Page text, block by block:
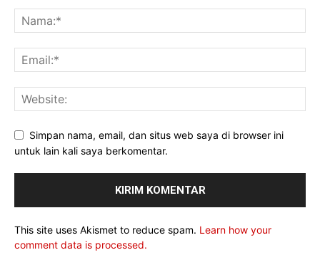
Simpan nama, email, dan situs web saya di browser ini
untuk lain kali saya berkomentar.
This site uses Akismet to reduce spam. Learn how your
comment data is processed.